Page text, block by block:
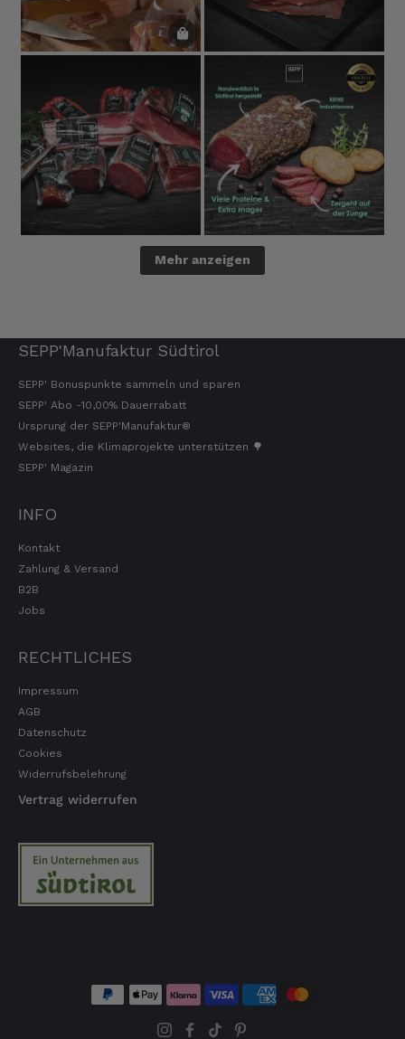
Mehr anzeigen
SEPP'Manufaktur Südtirol
SEPP' Bonuspunkte sammeln und sparen
SEPP' Abo -10,00% Dauerrabatt
Ursprung der SEPP'Manufaktur®
Websites, die Klimaprojekte unterstützen 🌳
SEPP' Magazin
INFO
Kontakt
Zahlung & Versand
B2B
Jobs
RECHTLICHES
Impressum
AGB
Datenschutz
Cookies
Widerrufsbelehrung
Vertrag widerrufen